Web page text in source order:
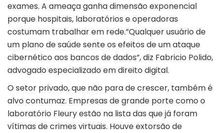
exames. A ameaça ganha dimensão exponencial
porque hospitais, laboratórios e operadoras
costumam trabalhar em rede.”Qualquer usuário de
um plano de saúde sente os efeitos de um ataque
cibernético aos bancos de dados”, diz Fabricio Polido,
advogado especializado em direito digital.
O setor privado, que não para de crescer, também é
alvo contumaz. Empresas de grande porte como o
laboratório Fleury estão na lista das que já foram
vítimas de crimes virtuais. Houve extorsão de